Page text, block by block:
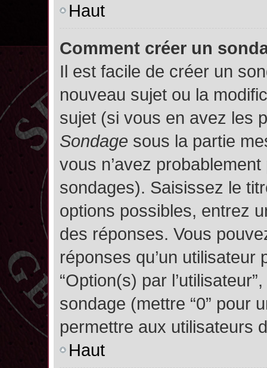
Haut
Comment créer un
Il est facile de créer un
nouveau sujet ou la
sujet (si vous en avez les
Sondage sous la partie
vous n’avez
sondages). Saisissez le
options possibles, entrez
des réponses. Vous
réponses qu’un
“Option(s) par
sondage (mettre “0” pour
permettre aux utilisateurs
Haut